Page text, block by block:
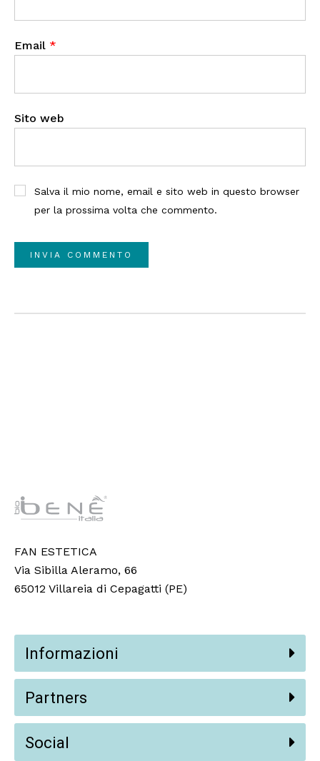
Email *
Sito web
Salva il mio nome, email e sito web in questo browser
per la prossima volta che commento.
FAN ESTETICA
Via Sibilla Aleramo, 66
65012 Villareia di Cepagatti (PE)
Informazioni
Partners
Social